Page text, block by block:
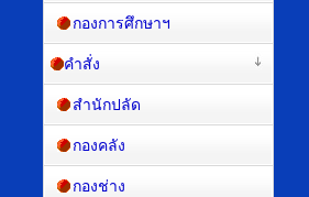
กองการศึกษาฯ
คำสั่ง
สำนักปลัด
กองคลัง
กองช่าง